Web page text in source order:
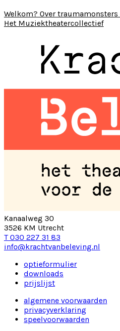
Welkom? Over
Het Muziektheatercollectief
Kanaalweg 30
3526 KM Utrecht
T 030 227 31 83
info@krachtvanbeleving.nl
optieformulier
downloads
prijslijst
algemene voorwaarden
privacyverklaring
speelvoorwaarden